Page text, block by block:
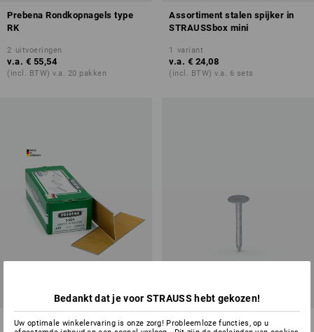
Prebena Rondkopnagels type
RK
2 uitvoeringen
v.a. € 55,54
(incl. BTW) v.a. 20 pakken
Assortiment stalen spijker in
STRAUSSbox mini
1 variant
v.a. € 24,08
(incl. BTW) v.a. 6 sets
Prebena Platkopnagel type J Asfaltnagel DIN 1160
Bedankt dat je voor STRAUSS hebt gekozen!
Uw optimale winkelervaring is onze zorg! Probleemloze functies, op u